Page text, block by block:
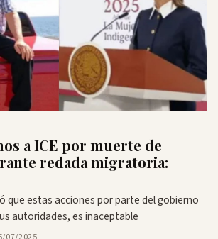
a ICE por muerte de
redada migratoria:
que estas acciones por parte del gobierno
autoridades, es inaceptable